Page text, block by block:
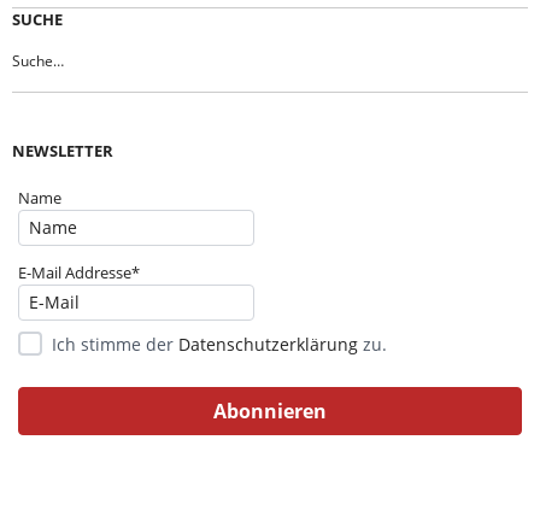
SUCHE
NEWSLETTER
Name
E-Mail Addresse*
Ich stimme der Datenschutzerklärung zu.